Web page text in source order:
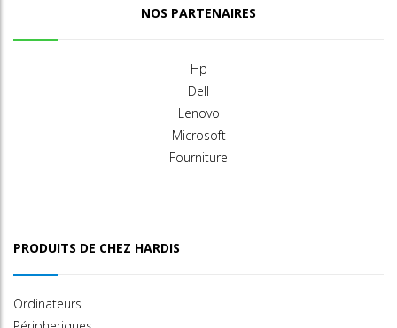
NOS PARTENAIRES
Hp
Dell
Lenovo
Microsoft
Fourniture
PRODUITS DE CHEZ HARDIS
Ordinateurs